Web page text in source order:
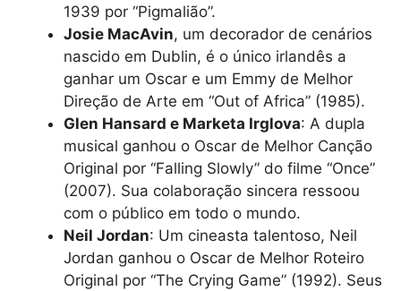
1939 por “Pigmalião”.
Josie MacAvin, um decorador de cenários
nascido em Dublin, é o único irlandês a
ganhar um Oscar e um Emmy de Melhor
Direção de Arte em “Out of Africa” ​​(1985).
Glen Hansard e Marketa Irglova: A dupla
musical ganhou o Oscar de Melhor Canção
Original por “Falling Slowly” do filme “Once”
(2007). Sua colaboração sincera ressoou
com o público em todo o mundo.
Neil Jordan: Um cineasta talentoso, Neil
Jordan ganhou o Oscar de Melhor Roteiro
Original por “The Crying Game” (1992). Seus